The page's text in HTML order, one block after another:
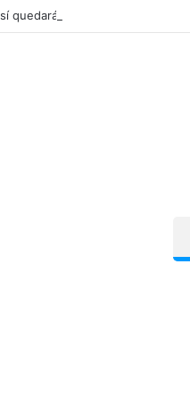
quedarán las cuotas de los